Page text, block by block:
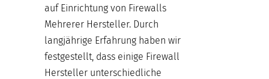
auf Einrichtung von Firewalls
Mehrerer Hersteller. Durch
langjährige Erfahrung haben wir
festgestellt, dass einige Firewall
Hersteller unterschiedliche